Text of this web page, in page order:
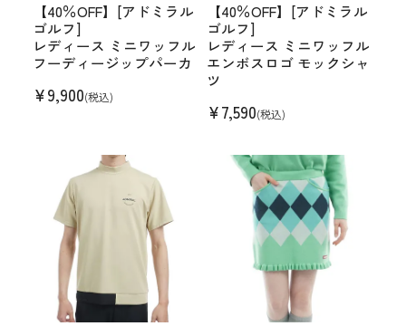
【40％OFF】[アドミラル
ゴルフ]
レディース ミニワッフル
フーディージップパーカ
¥9,900(税込)
【40％OFF】[アドミラル
ゴルフ]
レディース ミニワッフル
エンボスロゴ モックシャ
ツ
¥7,590(税込)